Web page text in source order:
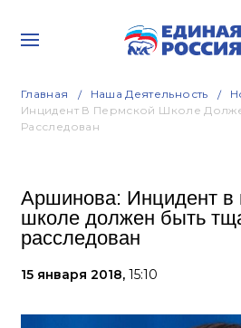
Главная Наша Деятельность
Инцидент В Пермской Школе
Расследован
Аршинова: Инцидент в
школе должен быть
расследован
15 января 2018, 15:10